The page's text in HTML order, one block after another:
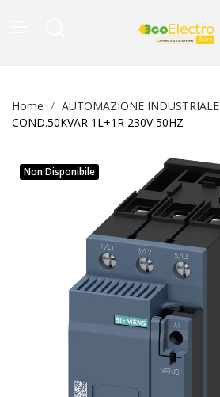
Home AUTOMAZIONE INDUSTRIALE
COND.50KVAR 1L+1R 230V 50HZ
Non Disponibile